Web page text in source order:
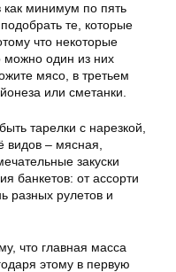
как минимум по пять
те, которые
что некоторые
можно один из них
мясо, в третьем
или сметанки.
тарелки с нарезкой,
видов – мясная,
закуски
банкетов: от ассорти
разных рулетов и
что главная масса
этому в первую